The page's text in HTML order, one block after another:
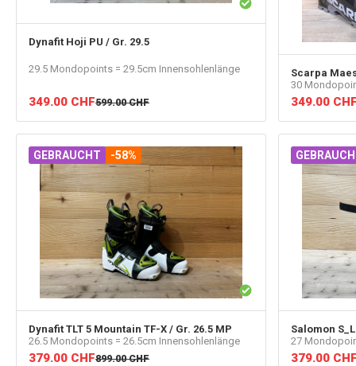
Dynafit Hoji PU / Gr. 29.5
29.5 Mondopoints = 29.5cm Innensohlenlänge
349.00 CHF599.00 CHF
Scarpa
30
349.00
GEBRAUCHT -58%
Dynafit TLT 5 Mountain TF-X / Gr. 26.5 MP
26.5 Mondopoints = 26.5cm Innensohlenlänge
379.00 CHF899.00 CHF
Salomon
27
379.00